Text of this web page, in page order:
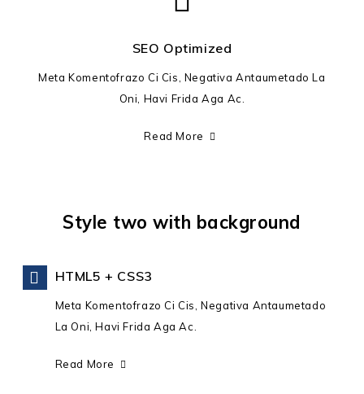
SEO Optimized
Meta Komentofrazo Ci Cis, Negativa Antaumetado La
Oni, Havi Frida Aga Ac.
Read More
Style two with background
HTML5 + CSS3
Meta Komentofrazo Ci Cis, Negativa Antaumetado
La Oni, Havi Frida Aga Ac.
Read More